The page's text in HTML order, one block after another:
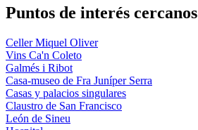
Puntos de interés cercanos
Celler Miquel Oliver
Vins Ca'n Coleto
Galmés i Ribot
Casa-museo de Fra Juníper Serra
Casas y palacios singulares
Claustro de San Francisco
León de Sineu